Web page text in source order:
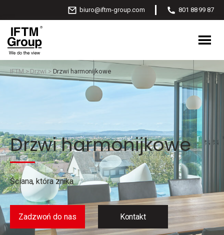
biuro@iftm-group.com 801 88 99 87
IFTM> Drzwi > Drzwi harmonijkowe
Drzwi harmonijkowe
Ściana, która znika
Zadzwoń do nas Kontakt